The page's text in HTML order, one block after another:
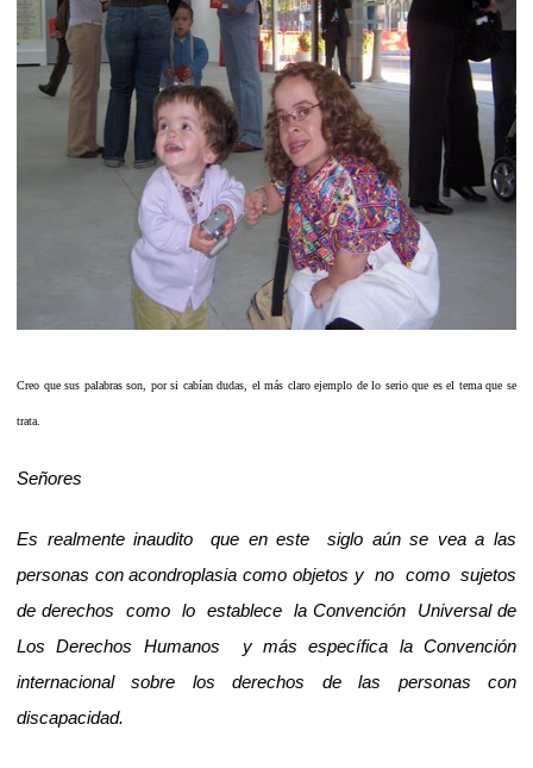
Creo que sus palabras son, por si cabían dudas, el más claro ejemplo de lo serio que es el tema que se
trata.
Señores
Es realmente inaudito que en este siglo aún se vea a las
personas con acondroplasia como objetos y no como sujetos
de derechos como lo establece la Convención Universal de
Los Derechos Humanos y más específica la Convención
internacional sobre los derechos de las personas con
discapacidad.